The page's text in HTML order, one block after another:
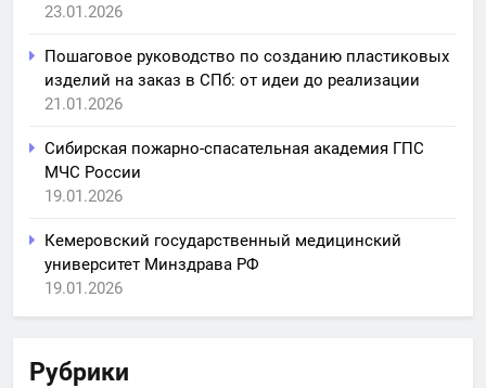
23.01.2026
Пошаговое руководство по созданию пластиковых
изделий на заказ в СПб: от идеи до реализации
21.01.2026
Сибирская пожарно-спасательная академия ГПС
МЧС России
19.01.2026
Кемеровский государственный медицинский
университет Минздрава РФ
19.01.2026
Рубрики